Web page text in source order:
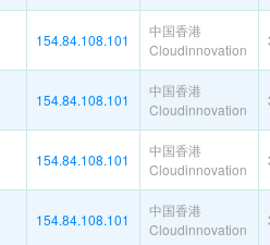
154.84.108.101
中国香港
Cloudinnovation
154.84.108.101
中国香港
Cloudinnovation
154.84.108.101
中国香港
Cloudinnovation
154.84.108.101
中国香港
Cloudinnovation